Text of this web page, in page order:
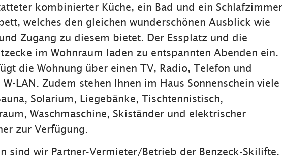
kombinierter Küche, ein Bad und ein Schlafzimmer
welches den gleichen wunderschönen Ausblick wie
Zugang zu diesem bietet. Der Essplatz und die
im Wohnraum laden zu entspannten Abenden ein.
die Wohnung über einen TV, Radio, Telefon und
LAN. Zudem stehen Ihnen im Haus Sonnenschein viele
Solarium, Liegebänke, Tischtennistisch,
Waschmaschine, Skiständer und elektrischer
zur Verfügung.
sind wir Partner-Vermieter/Betrieb der Benzeck-Skilifte.